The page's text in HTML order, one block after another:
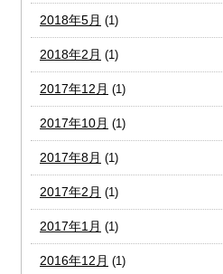
2018年5月 (1)
2018年2月 (1)
2017年12月 (1)
2017年10月 (1)
2017年8月 (1)
2017年2月 (1)
2017年1月 (1)
2016年12月 (1)